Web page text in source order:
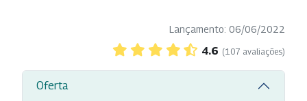
Lançamento: 06/06/2022
4.6 (107 avaliações)
Oferta